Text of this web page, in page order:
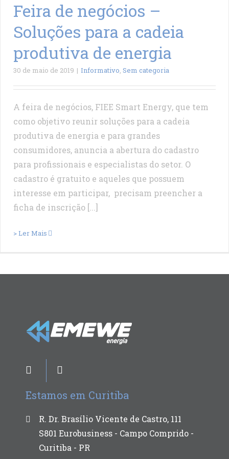
Feira de negócios –
Soluções para a cadeia
produtiva de energia
30 de maio de 2019 | Informativo Sem categoria
A feira de negócios, FIEE Smart Energy, que tem
como objetivo reunir soluções para a cadeia
produtiva de energia e para grandes
consumidores, anuncia a abertura do cadastro
para profissionais e especialistas do setor. O
cadastro é gratuito e aqueles que possuem
interesse em participar, precisam preencher a
ficha de inscrição [...]
> Ler Mais
Estamos em Curitiba
R. Dr. Brasílio Vicente de Castro, 111
S801 Eurobusiness - Campo Comprido -
Curitiba - PR